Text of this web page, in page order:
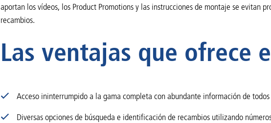
aportan los vídeos, los Product Promotions y las instrucciones de montaje se evitan
recambios.
Las ventajas que ofrece
Acceso ininterrumpido a la gama completa con abundante información de
Diversas opciones de búsqueda e identificación de recambios utilizando